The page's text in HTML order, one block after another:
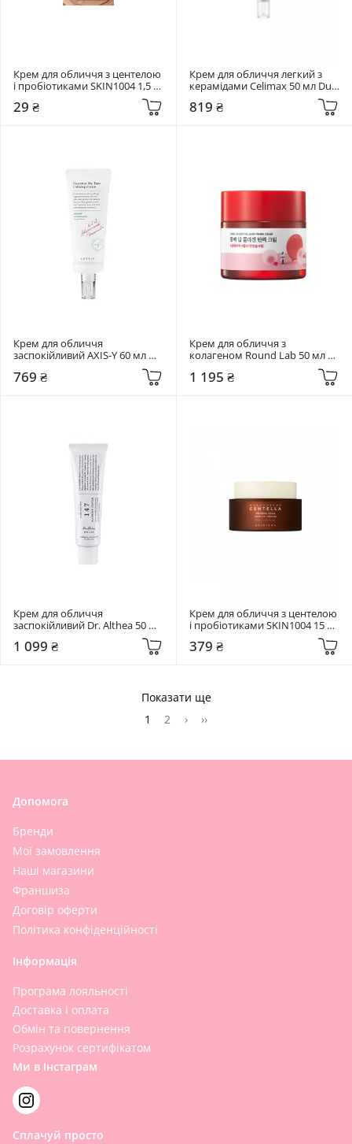
Крем для обличчя з центелою
і пробіотиками SKIN1004 1,5
мл Madagascar Centella Probio-
Cica Enrich Cream
29 ₴
Крем для обличчя легкий з
керамідами Celimax 50 мл Dual
Barrier Skin Wearable Cream
819 ₴
Крем для обличчя
заспокійливий AXIS-Y 60 мл
Cream
769 ₴
Крем для обличчя з
колагеном Round Lab 50 мл
Camellia Deep Collagen Firming
Cream
1 195 ₴
Крем для обличчя
заспокійливий Dr. Althea 50 мл
1 099 ₴
Крем для обличчя з центелою
і пробіотиками SKIN1004 15
мл Madagascar Centella Probio-
Cica Enrich Cream
379 ₴
Показати ще
1
2 › ››
Допомога
Бренди
Мої замовлення
Наші магазини
Франшиза
Договір оферти
Політика конфіденційності
Інформація
Програма лояльності
Доставка і оплата
Обмін та повернення
Розрахунок сертифікатом
Ми в Інстаграм
Сплачуй просто